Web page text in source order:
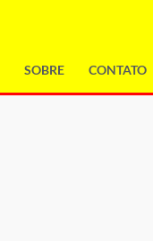
SOBRE CONTATO